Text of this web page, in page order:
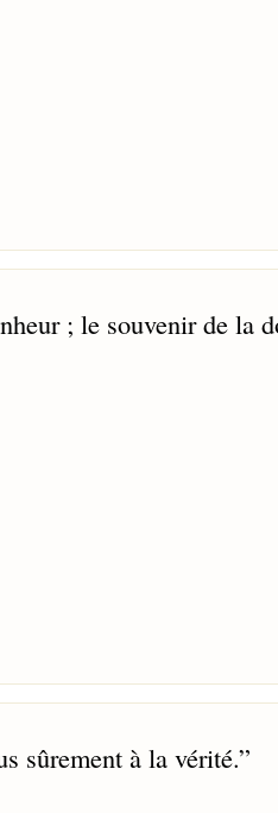
; le souvenir de la
sûrement à la vérité.”